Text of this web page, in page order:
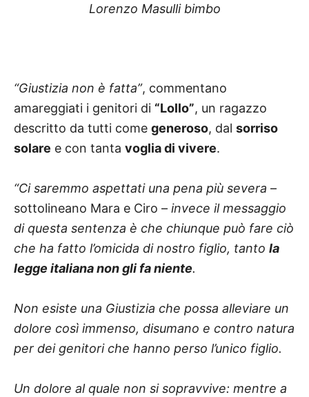
Lorenzo Masulli bimbo
“Giustizia non è fatta”, commentano
amareggiati i genitori di “Lollo”, un ragazzo
descritto da tutti come generoso, dal sorriso
solare e con tanta voglia di vivere.
“Ci saremmo aspettati una pena più severa –
sottolineano Mara e Ciro – invece il messaggio
di questa sentenza è che chiunque può fare ciò
che ha fatto l’omicida di nostro figlio, tanto la
legge italiana non gli fa niente.
Non esiste una Giustizia che possa alleviare un
dolore così immenso, disumano e contro natura
per dei genitori che hanno perso l’unico figlio.
Un dolore al quale non si sopravvive: mentre a